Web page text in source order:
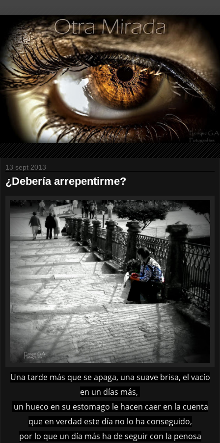
13 sept 2013
¿Debería arrepentirme?
Una tarde más que se apaga, una suave brisa, el vacío
en un días más,
un hueco en su estomago le hacen caer en la cuenta
que en verdad este día no lo ha conseguido,
por lo que un día más ha de seguir con la penosa